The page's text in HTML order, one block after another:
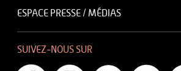
ESPACE PRESSE / MÉDIAS
SUIVEZ-NOUS SUR